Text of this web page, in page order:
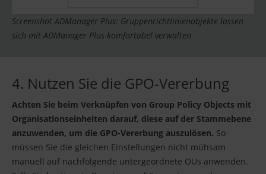
Screenshot ADManager Plus: Gruppenrichtlinienobjekte lassen
sich mit ADManager Plus komfortabel verwalten
4. Nutzen Sie die GPO-Vererbung
Achten Sie beim Verknüpfen von Group Policy Objects mit
Organisationseinheiten darauf, diese auf der Stammebene
anzuwenden, um die GPO-Vererbung auszulösen. So
müssen Sie die gleichen Einstellungen nicht mühsam
manuell auf nachfolgende untergeordnete OUs anwenden.